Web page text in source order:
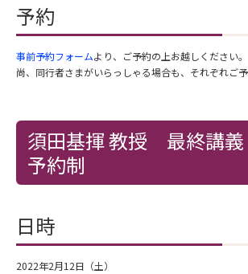
予約
事前予約フォームより、ご予約の上お越しください。
尚、同行者さまがいらっしゃる場合も、それぞれご予
須田基揮 教授 最終講
予約制
日時
2022年2月12日（土）